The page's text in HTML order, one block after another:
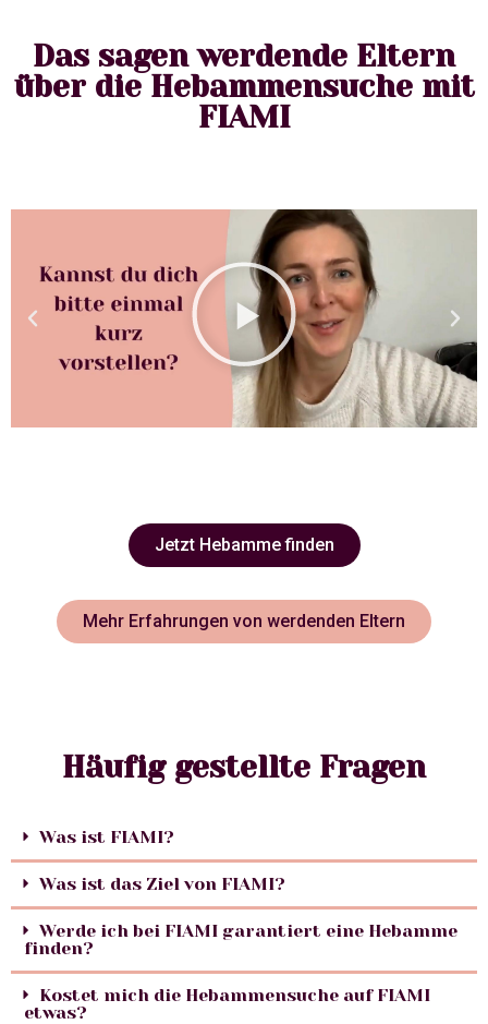
Das sagen werdende Eltern
über die Hebammensuche mit
FIAMI
Jetzt Hebamme finden
Mehr Erfahrungen von werdenden Eltern
Häufig gestellte Fragen
Was ist FIAMI?
Was ist das Ziel von FIAMI?
Werde ich bei FIAMI garantiert eine Hebamme
finden?
Kostet mich die Hebammensuche auf FIAMI
etwas?